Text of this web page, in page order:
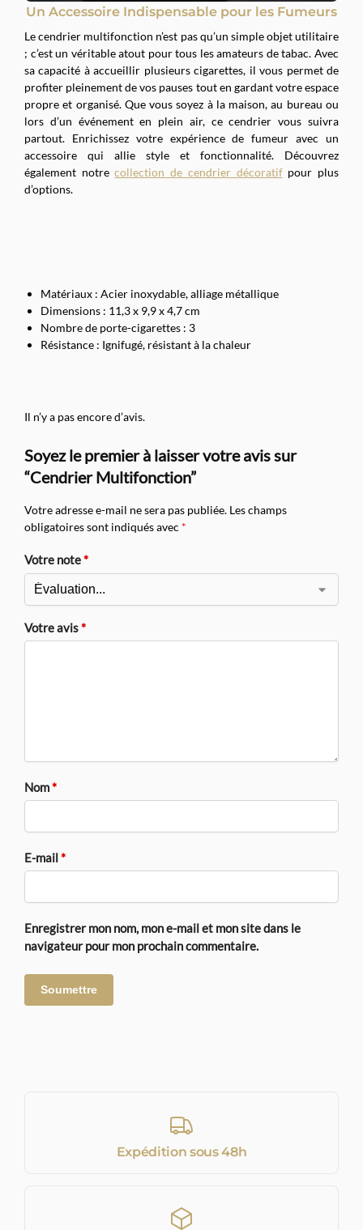
Un Accessoire Indispensable pour les Fumeurs
Le cendrier multifonction n’est pas qu’un simple objet utilitaire
; c’est un véritable atout pour tous les amateurs de tabac. Avec
sa capacité à accueillir plusieurs cigarettes, il vous permet de
profiter pleinement de vos pauses tout en gardant votre espace
propre et organisé. Que vous soyez à la maison, au bureau ou
lors d’un événement en plein air, ce cendrier vous suivra
partout. Enrichissez votre expérience de fumeur avec un
accessoire qui allie style et fonctionnalité. Découvrez
également notrecollection de cendrier décoratifpour plus
d’options.
Matériaux : Acier inoxydable, alliage métallique
Dimensions : 11,3 x 9,9 x 4,7 cm
Nombre de porte-cigarettes : 3
Résistance : Ignifugé, résistant à la chaleur
Il n’y a pas encore d’avis.
Soyez le premier à laisser votre avis sur
“Cendrier Multifonction”
Votre adresse e-mail ne sera pas publiée. Les champs
obligatoires sont indiqués avec *
Votre note*
Votre avis*
Nom*
E-mail*
Enregistrer mon nom, mon e-mail et mon site dans le
navigateur pour mon prochain commentaire.
Expédition sous 48h